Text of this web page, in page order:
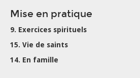
Mise en pratique
9. Exercices spirituels
15. Vie de saints
14. En famille